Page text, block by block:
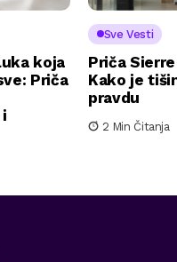
koja
Priča
Sve Vesti
Priča
Kako je
pravdu
2 Min Čitanja